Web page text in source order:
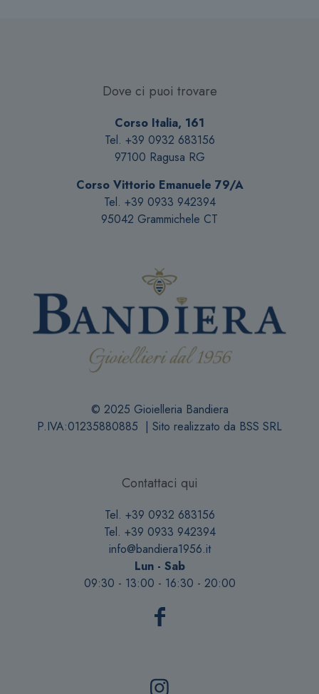
Dove ci puoi trovare
Corso Italia, 161
Tel. +39 0932 683156
97100 Ragusa RG
Corso Vittorio Emanuele 79/A
Tel. +39 0933 942394
95042 Grammichele CT
© 2025 Gioielleria Bandiera
P.IVA:01235880885 | Sito realizzato da BSS SRL
Contattaci qui
Tel. +39 0932 683156
Tel. +39 0933 942394
info@bandiera1956.it
Lun - Sab
09:30 - 13:00 - 16:30 - 20:00